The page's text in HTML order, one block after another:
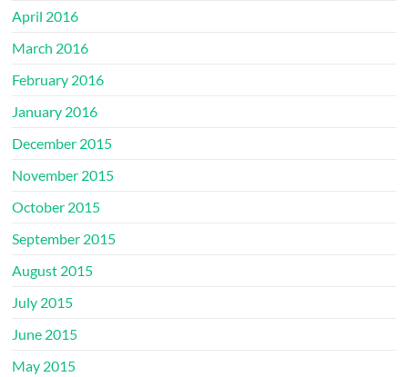
April 2016
March 2016
February 2016
January 2016
December 2015
November 2015
October 2015
September 2015
August 2015
July 2015
June 2015
May 2015